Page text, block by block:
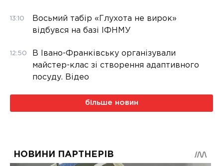
13:10
Восьмий табір «Глухота не вирок»
відбувся на базі ІФНМУ
12:50
В Івано-Франківську організували
майстер-клас зі створення адаптивного
посуду. Відео
більше новин